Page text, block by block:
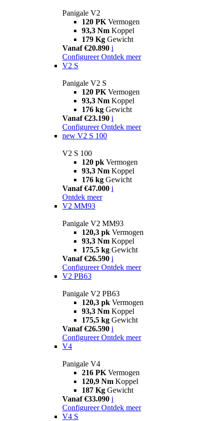
Panigale V2
120 PK Vermogen
93,3 Nm Koppel
179 Kg Gewicht
Vanaf €20.890 i
Configureer Ontdek meer
V2 S
Panigale V2 S
120 PK Vermogen
93,3 Nm Koppel
176 kg Gewicht
Vanaf €23.190 i
Configureer Ontdek meer
new V2 S 100
V2 S 100
120 pk Vermogen
93,3 Nm Koppel
176 kg Gewicht
Vanaf €47.000 i
Ontdek meer
V2 MM93
Panigale V2 MM93
120,3 pk Vermogen
93,3 Nm Koppel
175,5 kg Gewicht
Vanaf €26.590 i
Configureer Ontdek meer
V2 PB63
Panigale V2 PB63
120,3 pk Vermogen
93,3 Nm Koppel
175,5 kg Gewicht
Vanaf €26.590 i
Configureer Ontdek meer
V4
Panigale V4
216 PK Vermogen
120,9 Nm Koppel
187 Kg Gewicht
Vanaf €33.090 i
Configureer Ontdek meer
V4 S